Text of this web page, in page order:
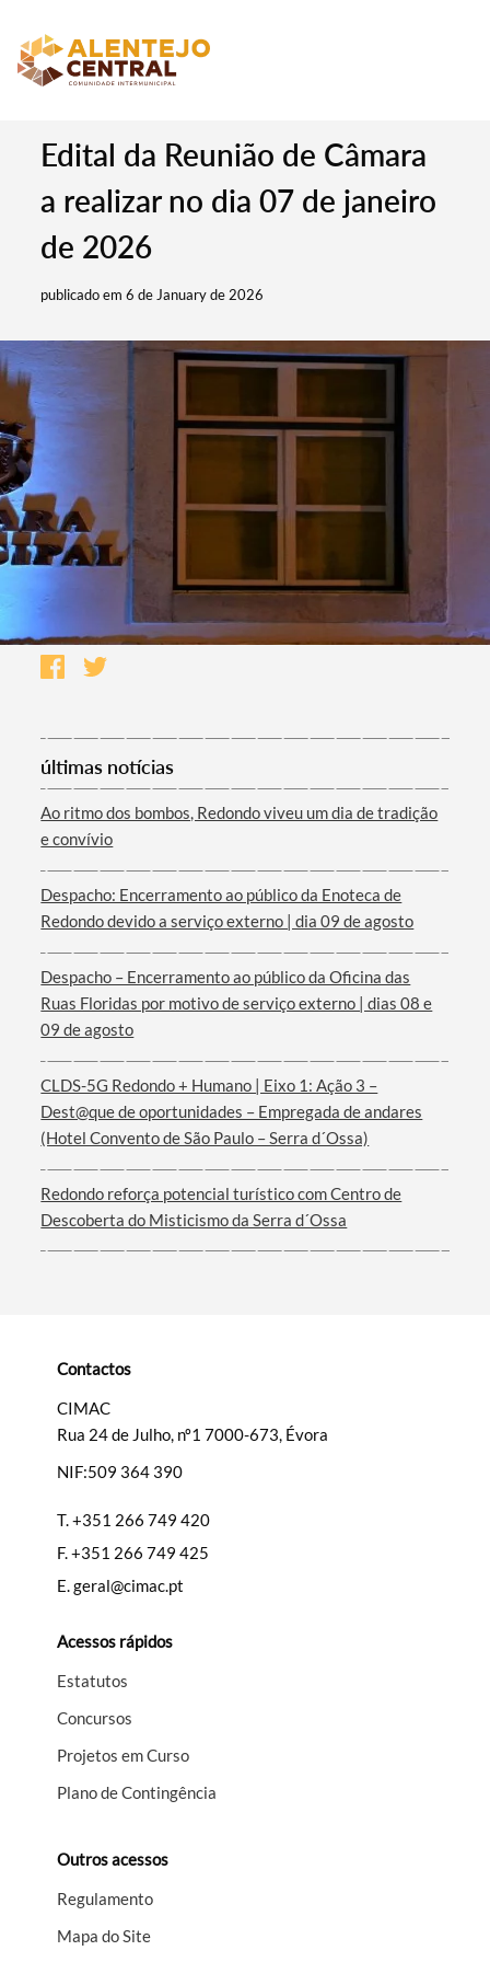
Termo de Pesquisa
Edital da Reunião de Câmara
a realizar no dia 07 de janeiro
de 2026
publicado em 6 de January de 2026
últimas notícias
Ao ritmo dos bombos, Redondo viveu um dia de tradição
e convívio
Despacho: Encerramento ao público da Enoteca de
Redondo devido a serviço externo | dia 09 de agosto
Despacho – Encerramento ao público da Oficina das
Ruas Floridas por motivo de serviço externo | dias 08 e
09 de agosto
CLDS-5G Redondo + Humano | Eixo 1: Ação 3 –
Dest@que de oportunidades – Empregada de andares
(Hotel Convento de São Paulo – Serra d´Ossa)
Redondo reforça potencial turístico com Centro de
Descoberta do Misticismo da Serra d´Ossa
Contactos
CIMAC
Rua 24 de Julho, nº1 7000-673, Évora
NIF:509 364 390
T.+351 266 749 420
F.+351 266 749 425
E.geral@cimac.pt
Acessos rápidos
Estatutos
Concursos
Projetos em Curso
Plano de Contingência
Outros acessos
Regulamento
Mapa do Site